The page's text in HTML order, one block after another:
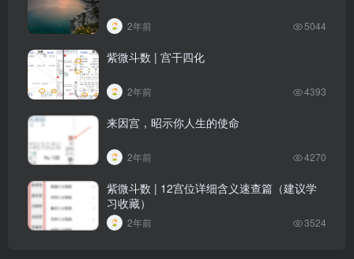
2年前 5044
紫微斗数 | 宫干四化
2年前 4393
来因宫，昭示你人生的使命
2年前 4270
紫微斗数 | 12宫位详细含义速查篇（建议学
习收藏）
2年前 3524